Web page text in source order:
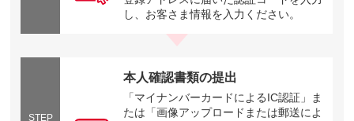
し、お客さま情報を入力ください。
STEP
本人確認書類の提出
「マイナンバーカードによるIC認証」ま
たは「画像アップロードまたは郵送によ